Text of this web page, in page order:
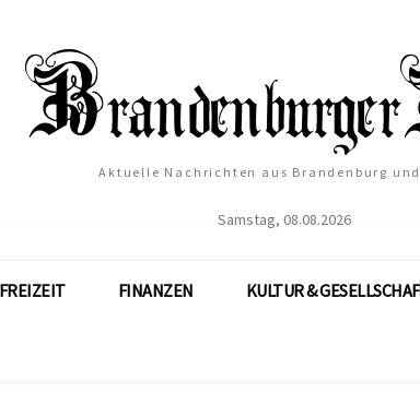
Aktuelle Nachrichten aus Brandenburg
Samstag, 08.08.2026
FREIZEIT FINANZEN KULTUR &